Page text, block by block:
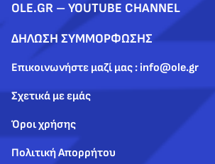
OLE.GR – YOUTUBE CHANNEL
ΔΗΛΩΣΗ ΣΥΜΜΟΡΦΩΣΗΣ
Επικοινωνήστε μαζί μας : info@ole.gr
Σχετικά με εμάς
Όροι χρήσης
Πολιτική Απορρήτου